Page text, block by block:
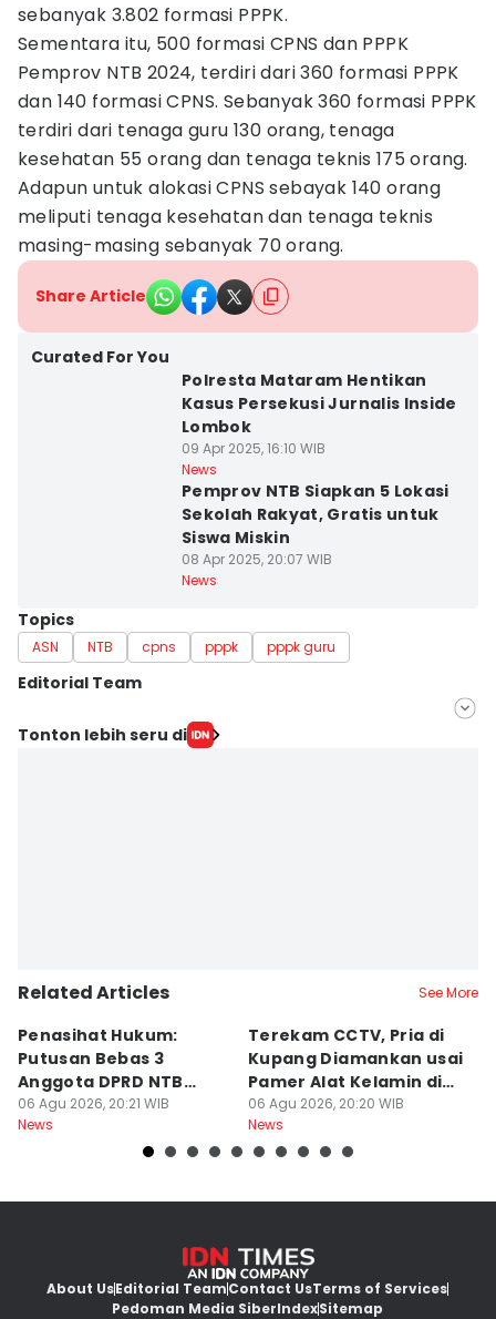
sebanyak 3.802 formasi PPPK.
Sementara itu, 500 formasi CPNS dan PPPK
Pemprov NTB 2024, terdiri dari 360 formasi PPPK
dan 140 formasi CPNS. Sebanyak 360 formasi PPPK
terdiri dari tenaga guru 130 orang, tenaga
kesehatan 55 orang dan tenaga teknis 175 orang.
Adapun untuk alokasi CPNS sebayak 140 orang
meliputi tenaga kesehatan dan tenaga teknis
masing-masing sebanyak 70 orang.
Share Article
Curated For You
Polresta Mataram Hentikan
Kasus Persekusi Jurnalis Inside
Lombok
09 Apr 2025, 16:10 WIB
News
Pemprov NTB Siapkan 5 Lokasi
Sekolah Rakyat, Gratis untuk
Siswa Miskin
08 Apr 2025, 20:07 WIB
News
Topics
ASN NTB cpns pppk pppk guru
Editorial Team
Editor
Tonton lebih seru di
Related Articles See More
Penasihat Hukum:
Putusan Bebas 3
Anggota DPRD NTB
Bersifat Final
06 Agu 2026, 20:21 WIB
News
Terekam CCTV, Pria di
Kupang Diamankan usai
Pamer Alat Kelamin di
Kios
06 Agu 2026, 20:20 WIB
News
About UsEditorial TeamContact UsTerms of Services
Pedoman Media SiberIndexSitemap